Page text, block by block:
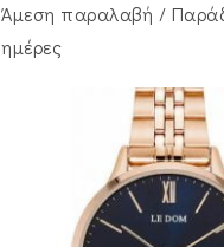
Άμεση παραλαβή /
ημέρες